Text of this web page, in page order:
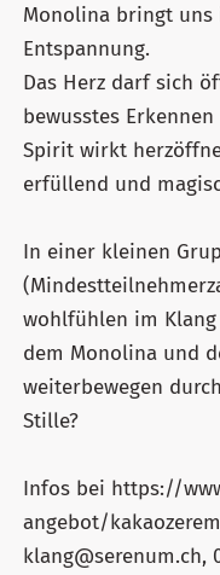
Monolina bringt
Entspannung.
Das Herz darf sich
bewusstes
Spirit wirkt
erfüllend und
In einer kleinen
wohlfühlen im
dem Monolina und
weiterbewegen
Stille?
Infos bei https://
angebot/
klang@serenum.ch,